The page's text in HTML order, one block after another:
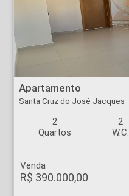
Apartamento
Santa Cruz do José Jacques
2
Quartos
2
W.C.
Venda
R$ 390.000,00